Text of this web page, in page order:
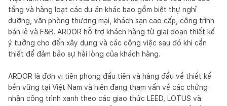
tầng và hàng loạt các dự án khác bao gồm biệt thự nghỉ
dưỡng, văn phòng thương mại, khách sạn cao cấp, công trình
bán lẻ và F&B. ARDOR hỗ trợ khách hàng từ giai đoạn thiết kế
ý tưởng cho đến xây dựng và các công việc sau đó khi cần
thiết để đảm bảo sự hài lòng của khách hàng.
ARDOR là đơn vị tiên phong đầu tiên và hàng đầu về thiết kế
bền vững tại Việt Nam và hiện đang tham vấn về các chứng
nhận công trình xanh theo các giao thức LEED, LOTUS và